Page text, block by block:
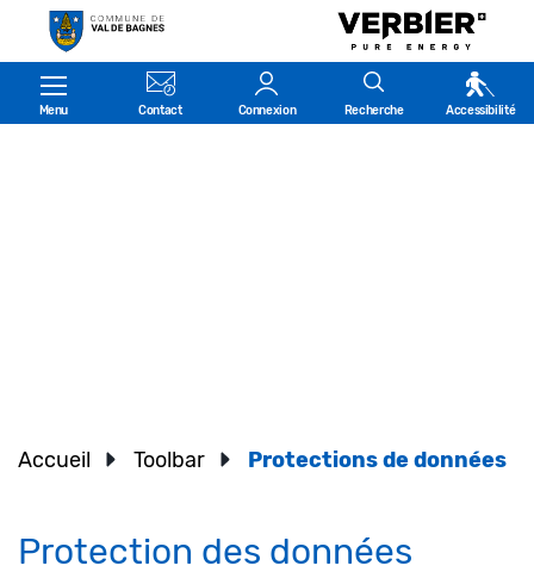
Kopfzeile
Menu Contact Connexion Recherche Accessibilité
Accueil Toolbar Protections de données
Protection des données